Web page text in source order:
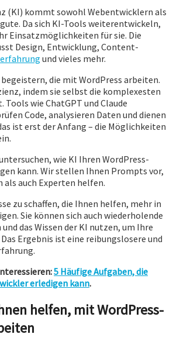
(KI) kommt sowohl Webentwicklern als
Da sich KI-Tools weiterentwickeln,
Einsatzmöglichkeiten für sie. Die
Design, Entwicklung, Content-
und vieles mehr.
die mit WordPress arbeiten.
indem sie selbst die komplexesten
wie ChatGPT und Claude
Code, analysieren Daten und dienen
ist erst der Anfang – die Möglichkeiten
wie KI Ihren WordPress-
kann. Wir stellen Ihnen Prompts vor,
als auch Experten helfen.
zu schaffen, die Ihnen helfen, mehr in
Sie können sich auch wiederholende
das Wissen der KI nutzen, um Ihre
Ergebnis ist eine reibungslosere und
5 Häufige Aufgaben, die
erledigen kann.
helfen, mit WordPress-